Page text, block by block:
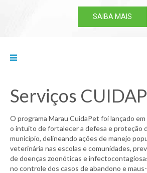
SAIBA MAIS
Serviços
O programa Marau CuidaPet foi lançado
o intuito de fortalecer a defesa e proteção
município, delineando ações de manejo
veterinária nas escolas e comunidades,
de doenças zoonóticas e
no controle dos casos de abandono e